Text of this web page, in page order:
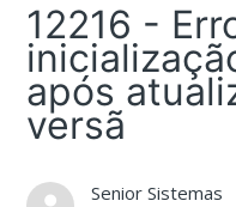
12216 -
após
versã
Senior Sistemas